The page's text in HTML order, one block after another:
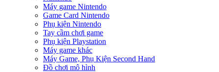
Máy game Nintendo
Game Card Nintendo
Phụ kiện Nintendo
Tay cầm chơi game
Phụ kiện Playstation
Máy game khác
Máy Game, Phụ Kiện Second Hand
Đồ chơi mô hình